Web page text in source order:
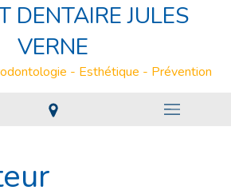
DENTAIRE JULES
VERNE
- Esthétique - Prévention